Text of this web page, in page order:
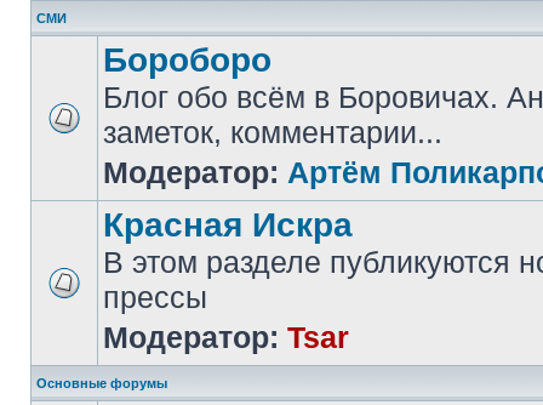
СМИ
Бороборо
Блог обо всём в Боровичах.
заметок, комментарии...
Модератор: Артём
Красная Искра
В этом разделе публикуются
прессы
Модератор: Tsar
Основные форумы